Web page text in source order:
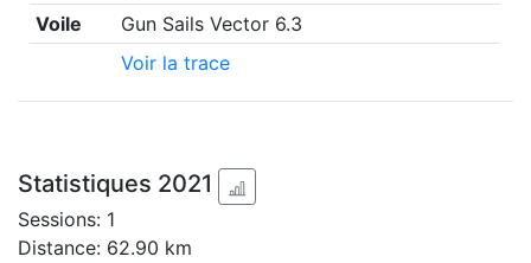
Voile
Gun Sails Vector 6.3
Voir la trace
Statistiques 2021
Sessions: 1
Distance: 62.90 km